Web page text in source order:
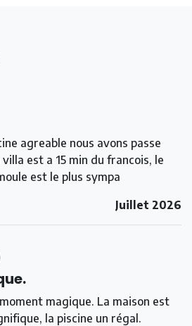
agreable nous avons passe
est a 15 min du francois, le
est le plus sympa
Juillet 2026
magique. La maison est
la piscine un régal.